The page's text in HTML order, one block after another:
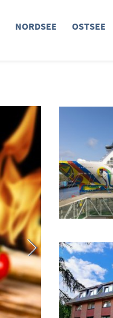
NORDSEE OSTSEE